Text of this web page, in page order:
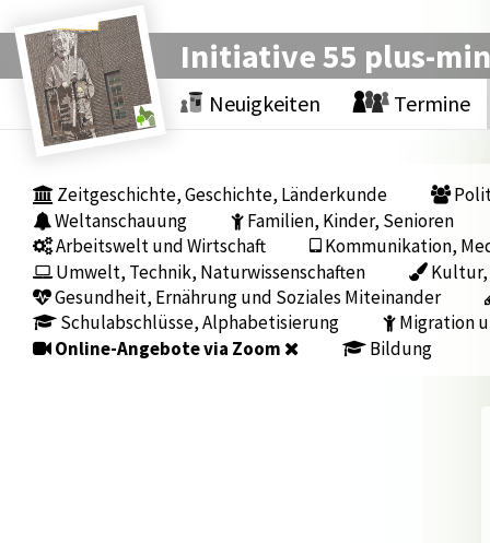
Initiative 55 plus-
Neuigkeiten Termine
Zeitgeschichte, Geschichte, Länderkunde
Weltanschauung
Familien, Kinder, Senioren
Arbeitswelt und Wirtschaft
Kommunikation,
Umwelt, Technik, Naturwissenschaften
Kultur,
Gesundheit, Ernährung und Soziales Miteinander
Schulabschlüsse, Alphabetisierung
Migration
Online-Angebote via Zoom
Bildung